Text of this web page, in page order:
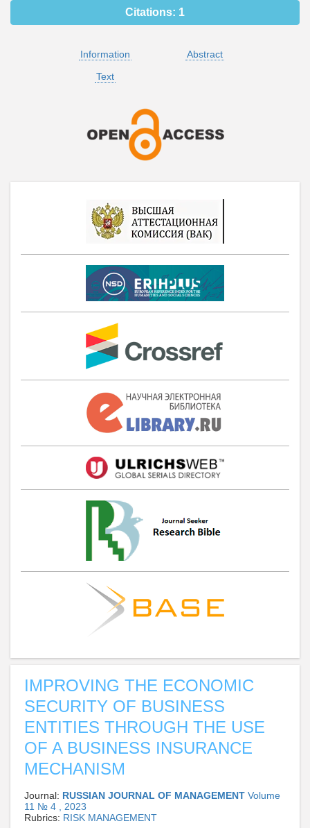
Citations: 1
Information
Abstract
Text
IMPROVING THE ECONOMIC
SECURITY OF BUSINESS
ENTITIES THROUGH THE USE
OF A BUSINESS INSURANCE
MECHANISM
Journal: RUSSIAN JOURNAL OF MANAGEMENT Volume
11 № 4 , 2023
Rubrics: RISK MANAGEMENT